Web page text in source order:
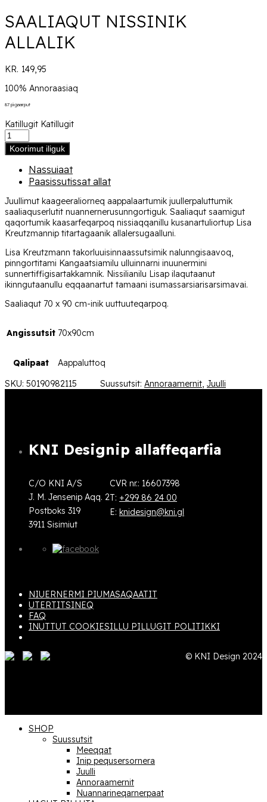
SAALIAQUT NISSINIK
ALLALIK
KR. 149,95
100% Annoraasiaq
87 pigaarput
Katillugit Katillugit
Koorimut iliguk
Nassuiaat
Paasissutissat allat
Juullimut kaageeraliorneq aappalaartumik juullerpaluttumik
saaliaquserlutit nuannernerusunngortiguk. Saaliaqut saamigut
qaqortumik kaasarfeqarpoq nissiaqqanillu kusanartuliortup Lisa
Kreutzmannip titartagaanik allalersugaalluni.
Lisa Kreutzmann takorluuisinnaassutsimik nalunngisaavoq,
pinngortitami Kangaatsiamilu ulluinnarni inuunermini
sunnertiffigisartakkamnik. Nissilianilu Lisap ilaqutaanut
ikinngutaanullu eqqaanartut tamaani isumassarsiarisarsimavai.
Saaliaqut 70 x 90 cm-inik uuttuuteqarpoq.
Angissutsit 70x90cm
Qalipaat
Aappaluttoq
SKU: 50190982115 Suussutsit: Annoraamernit Juulli
KNI Designip allaffeqarfia
C/O KNI A/S
J. M. Jensenip Aqq. 2
Postboks 319
3911 Sisimiut
CVR nr.: 16607398
T: +299 86 24 00
E: knidesign@kni.gl
NIUERNERMI PIUMASAQAATIT
UTERTITSINEQ
FAQ
INUTTUT COOKIESILLU PILLUGIT POLITIKKI
© KNI Design 2024
SHOP
Suussutsit
Meeqqat
Inip pequsersornera
Juulli
Annoraamernit
Nuannari­­neqarnerpaat